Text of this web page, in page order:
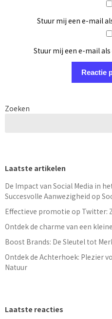
Stuur mij een e-mail
Stuur mij een e-mail
Zoeken
Laatste artikelen
De Impact van Social Media in
Succesvolle Aanwezigheid op
Effectieve promotie op Twitter:
Ontdek de charme van een
Boost Brands: De Sleutel tot
Ontdek de Achterhoek: Plezier
Natuur
Laatste reacties